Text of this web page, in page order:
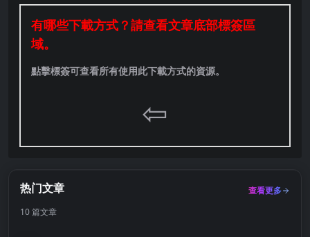
有哪些下載方式？請查看文章底部標簽區
域。
點擊標簽可查看所有使用此下載方式的資源。
⇦
热门文章
查看更多
10 篇文章